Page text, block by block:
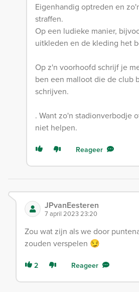
Eigenhandig optreden en
straffen.
Op een ludieke manier,
uitkleden en de kleding het
Op z'n voorhoofd schrijf je
ben een malloot die de club
schrijven.
. Want zo'n stadionverbodje
niet helpen.
Reageer
JPvanEesteren
7 april 2023 23:20
Zou wat zijn als we door
zouden verspelen 😏
2 Reageer